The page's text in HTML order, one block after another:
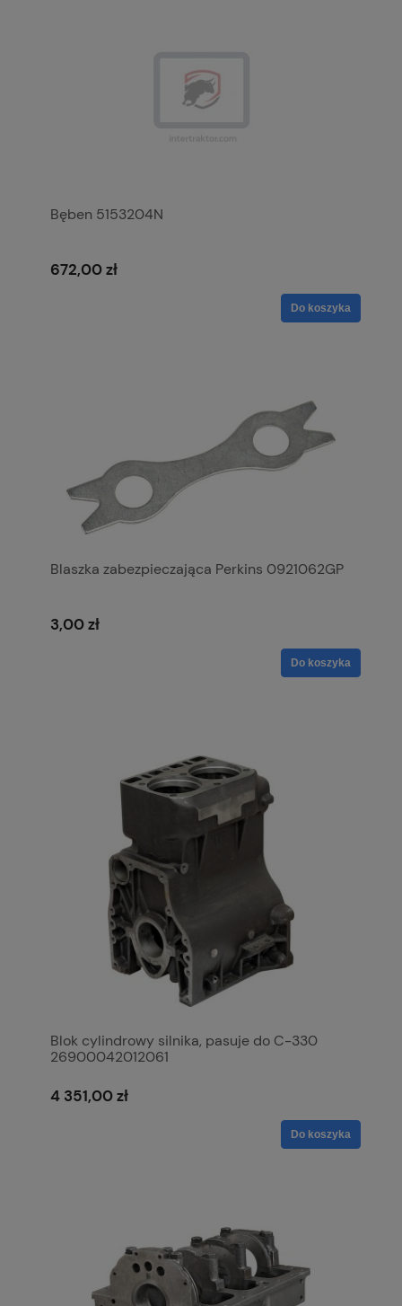
Bęben 5153204N
672,00 zł
Do koszyka
Blaszka zabezpieczająca Perkins 0921062GP
3,00 zł
Do koszyka
Blok cylindrowy silnika, pasuje do C-330
26900042012061
4 351,00 zł
Do koszyka